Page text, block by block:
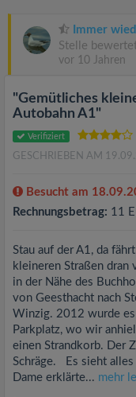
Immer
Stelle
vor 10 Jahren
"Gemütliches
Autobahn A1"
Verifiziert
GESCHRIEBEN AM
Besucht am
Rechnungsbetrag: 11
Stau auf der A1, da
kleineren Straßen dran
in der Nähe des
von Geesthacht nach
Winzig. 2012 wurde
Parkplatz, wo wir
einen Strandkorb. Der
Schräge. Es sieht
Dame erklärte... mehr